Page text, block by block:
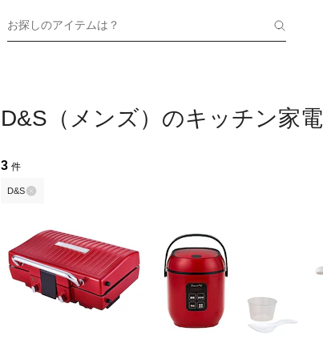
お探しのアイテムは？
D&S（メンズ）のキッチン家電
3 件
D&S